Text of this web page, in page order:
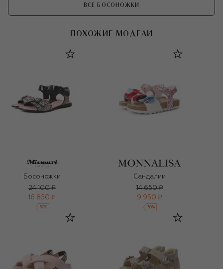
ВСЕ БОСОНОЖКИ
ПОХОЖИЕ МОДЕЛИ
Босоножки
24 100 ₽
16 850 ₽
-30%
Сандалии
14 650 ₽
9 950 ₽
-30%